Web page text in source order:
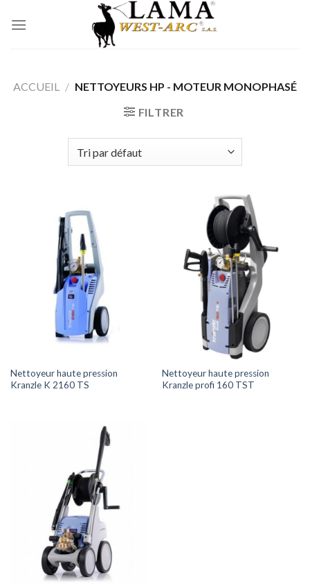
ACCUEIL / NETTOYEURS HP - MOTEUR MONOPHASÉ
FILTRER
Nettoyeur haute pression
Kranzle K 2160 TS
Nettoyeur haute pression
Kranzle profi 160 TST